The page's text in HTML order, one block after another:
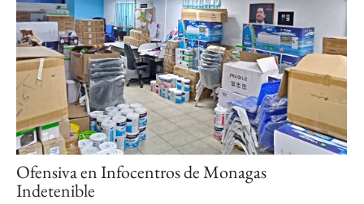
Ofensiva en Infocentros de Monagas
Indetenible